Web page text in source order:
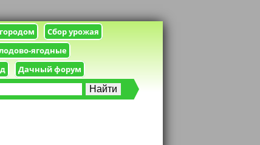
Сбор урожая
ягодные
Дачный форум